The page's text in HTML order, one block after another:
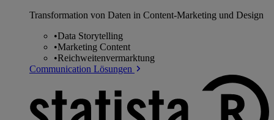
Transformation von Daten in Content-Marketing und Design
•Data Storytelling
•Marketing Content
•Reichweitenvermarktung
Communication Lösungen